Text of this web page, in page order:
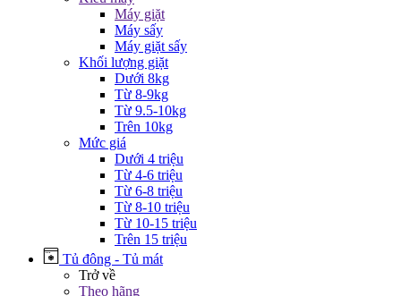
Máy giặt
Máy sấy
Máy giặt sấy
Khối lượng giặt
Dưới 8kg
Từ 8-9kg
Từ 9.5-10kg
Trên 10kg
Mức giá
Dưới 4 triệu
Từ 4-6 triệu
Từ 6-8 triệu
Từ 8-10 triệu
Từ 10-15 triệu
Trên 15 triệu
Tủ đông - Tủ mát
Trở về
Theo hãng